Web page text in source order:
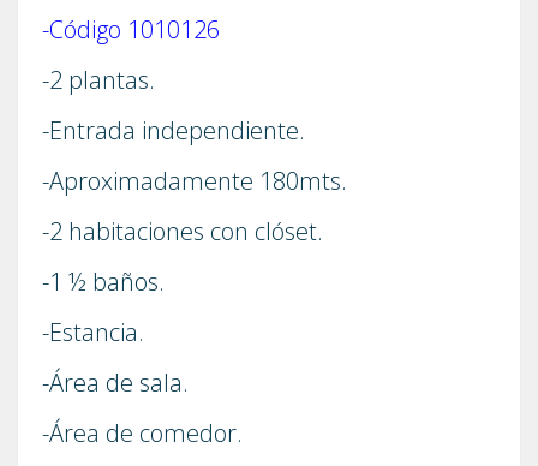
-Código 1010126
-2 plantas.
-Entrada independiente.
-Aproximadamente 180mts.
-2 habitaciones con clóset.
-1 ½ baños.
-Estancia.
-Área de sala.
-Área de comedor.